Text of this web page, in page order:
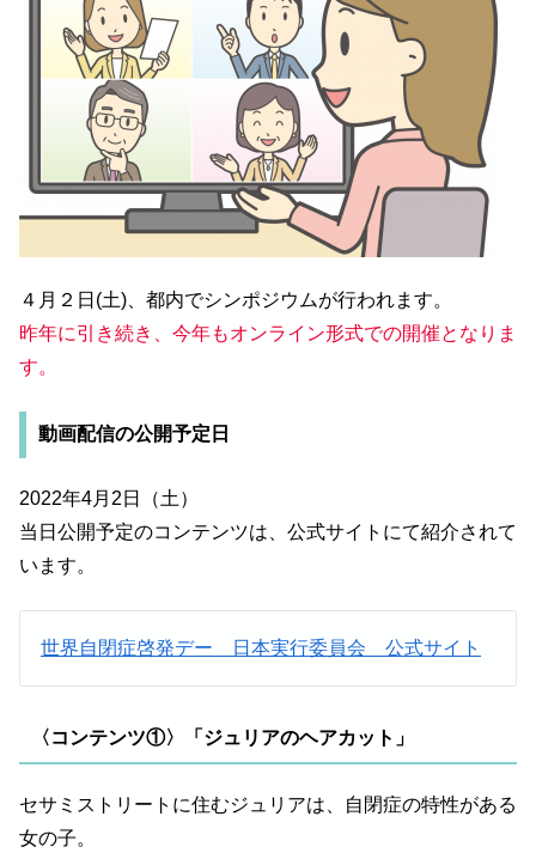
４月２日(土)、都内でシンポジウムが行われます。
昨年に引き続き、今年もオンライン形式での開催となりま
す。
動画配信の公開予定日
2022年4月2日（土）
当日公開予定のコンテンツは、公式サイトにて紹介されて
います。
世界自閉症啓発デー 日本実行委員会 公式サイト
〈コンテンツ①〉「ジュリアのヘアカット」
セサミストリートに住むジュリアは、自閉症の特性がある
女の子。